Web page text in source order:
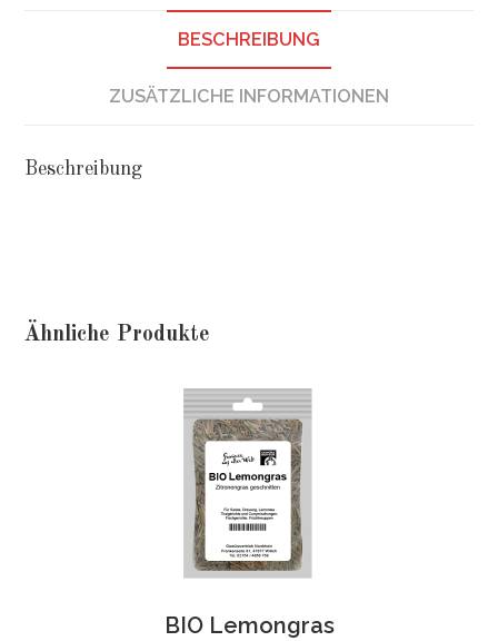
BESCHREIBUNG
ZUSÄTZLICHE INFORMATIONEN
Beschreibung
Ähnliche Produkte
BIO Lemongras